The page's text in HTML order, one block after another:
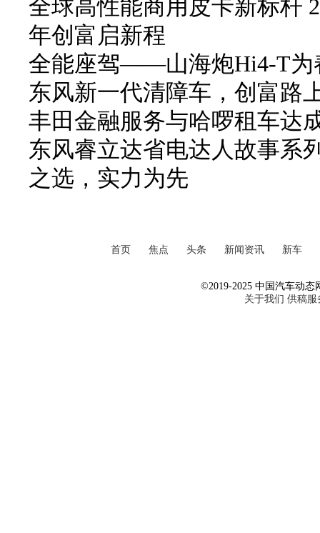
全球高性能商用皮卡新标杆
年创富启新程
全能座驾——山海炮Hi4-T为
东风新一代清障车，创富路
丰田金融服务与哈啰租车达
东风睿立达省电达人故事系
之选，实力为先
首页 焦点 头条 新闻资讯 新车
©2019-2025 中国汽车动态
关于我们 供稿服